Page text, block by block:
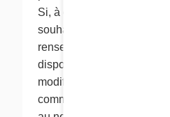
Si, à quelque moment que
souhaitez mettre à jour ou
renseignements
disposons sur vous, ou si
modifier vos préférences
communications que vous